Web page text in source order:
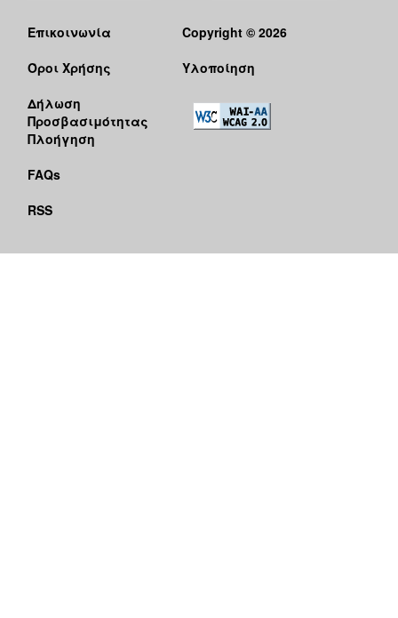
Επικοινωνία
Όροι Χρήσης
Δήλωση
Προσβασιμότητας
Πλοήγηση
FAQs
RSS
Copyright © 2026
Υλοποίηση